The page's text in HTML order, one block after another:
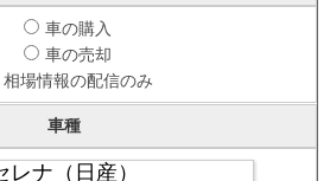
車の購入
車の売却
相場情報の配信のみ
車種